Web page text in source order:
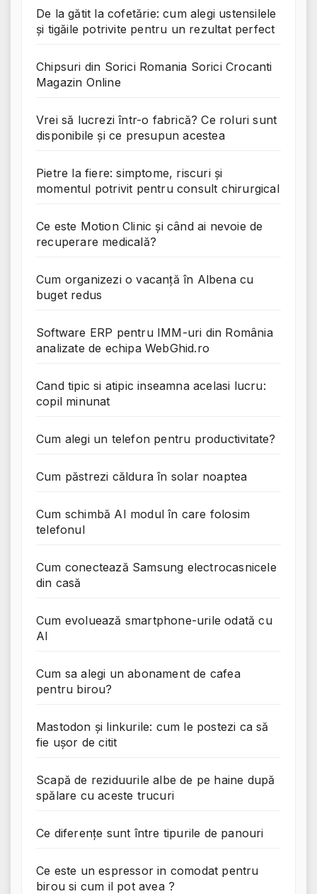
De la gătit la cofetărie: cum alegi ustensilele
și tigăile potrivite pentru un rezultat perfect
Chipsuri din Sorici Romania Sorici Crocanti
Magazin Online
Vrei să lucrezi într-o fabrică? Ce roluri sunt
disponibile și ce presupun acestea
Pietre la fiere: simptome, riscuri și
momentul potrivit pentru consult chirurgical
Ce este Motion Clinic și când ai nevoie de
recuperare medicală?
Cum organizezi o vacanță în Albena cu
buget redus
Software ERP pentru IMM-uri din România
analizate de echipa WebGhid.ro
Cand tipic si atipic inseamna acelasi lucru:
copil minunat
Cum alegi un telefon pentru productivitate?
Cum păstrezi căldura în solar noaptea
Cum schimbă AI modul în care folosim
telefonul
Cum conectează Samsung electrocasnicele
din casă
Cum evoluează smartphone-urile odată cu
AI
Cum sa alegi un abonament de cafea
pentru birou?
Mastodon și linkurile: cum le postezi ca să
fie ușor de citit
Scapă de reziduurile albe de pe haine după
spălare cu aceste trucuri
Ce diferențe sunt între tipurile de panouri
Ce este un espressor in comodat pentru
birou si cum il pot avea ?